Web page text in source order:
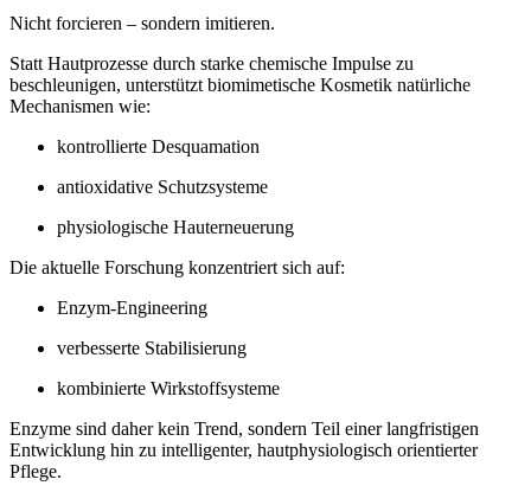
Nicht forcieren – sondern imitieren.
Statt Hautprozesse durch starke chemische Impulse zu
beschleunigen, unterstützt biomimetische Kosmetik natürliche
Mechanismen wie:
kontrollierte Desquamation
antioxidative Schutzsysteme
physiologische Hauterneuerung
Die aktuelle Forschung konzentriert sich auf:
Enzym-Engineering
verbesserte Stabilisierung
kombinierte Wirkstoffsysteme
Enzyme sind daher kein Trend, sondern Teil einer langfristigen
Entwicklung hin zu intelligenter, hautphysiologisch orientierter
Pflege.